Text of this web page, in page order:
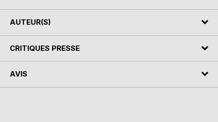
AUTEUR(S)
CRITIQUES PRESSE
AVIS